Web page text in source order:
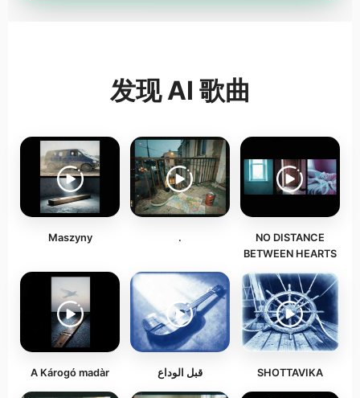
发现 AI 歌曲
Maszyny .
NO DISTANCE
BETWEEN HEARTS
A Károgó madàr قبل الوداع SHOTTAVIKA